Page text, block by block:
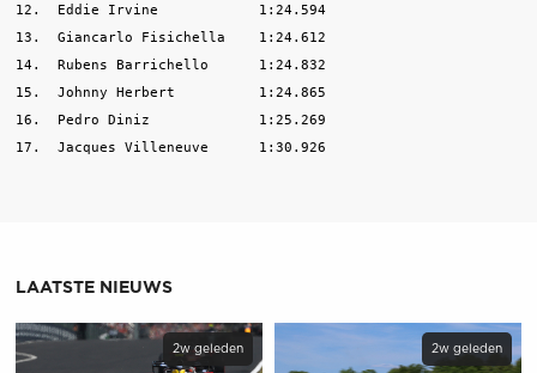
12.  Eddie Irvine            1:24.594
13.  Giancarlo Fisichella    1:24.612
14.  Rubens Barrichello      1:24.832
15.  Johnny Herbert          1:24.865
16.  Pedro Diniz             1:25.269
LAATSTE NIEUWS
2w geleden 2w geleden